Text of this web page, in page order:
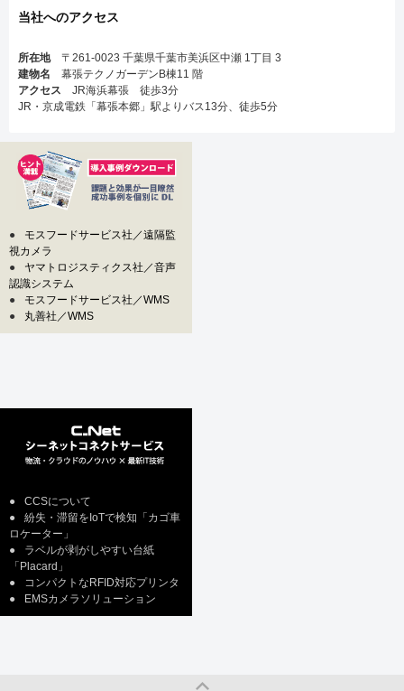
当社へのアクセス
所在地〒261-0023 千葉県千葉市美浜区中瀬 1丁目 3
建物名 幕張テクノガーデンB棟11 階
アクセス JR海浜幕張 徒歩3分
JR・京成電鉄「幕張本郷」駅よりバス13分、徒歩5分
●
モスフードサービス社／遠隔監
視カメラ
●
ヤマトロジスティクス社／音声
認識システム
●
モスフードサービス社／WMS
●
丸善社／WMS
●
CCSについて
●
紛失・滞留をIoTで検知「カゴ車
ロケーター」
●
ラベルが剥がしやすい台紙
「Placard」
●
コンパクトなRFID対応プリンタ
●
EMSカメラソリューション